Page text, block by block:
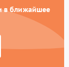
в ближайшее